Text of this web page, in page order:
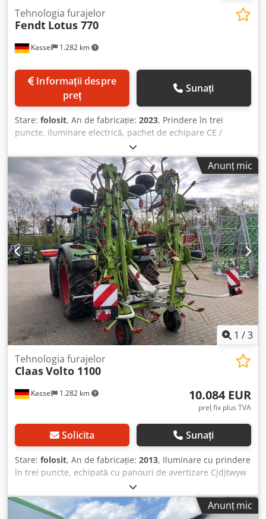
Kassel 1.282 km
Tehnologia furajelor
Fendt Lotus 770
preț
Sunați
Stare: folosit, An de fabricație: 2023, Prindere în trei
puncte, iluminare electrică, pachet de echipare CE /
cardan standard montat / Cjdpfjuifvlex Ah Aerf
Anunț mic
1 /3
Kassel 1.282 km
Tehnologia furajelor
ClaasVolto 1100
10.084 EUR
preț fix plus TVA
Solicita Sunați
Stare: folosit, An de fabricație: 2013, Iluminare cu prindere
în trei puncte, echipată cu panouri de avertizare Cjdjtwyw
Anunț mic